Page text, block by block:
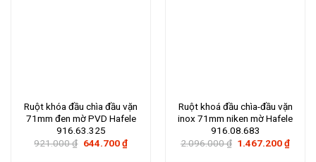
Ruột khóa đầu chìa đầu vặn
71mm đen mờ PVD Hafele
916.63.325
921.000₫ Giá
644.700₫Giá
hiện
Ruột khoá đầu chìa-đầu vặn
inox 71mm niken mờ Hafele
916.08.683
2.096.000₫ Giá
1.467.200₫Giá